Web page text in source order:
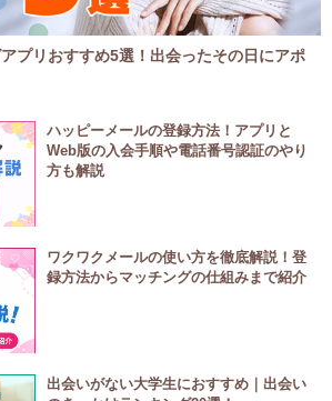
プリおすすめ5選！出会ったその日にアポ
ハッピーメールの登録方法！アプリと
Web版の入会手順や電話番号認証のやり
方も解説
ワクワクメールの使い方を徹底解説！登
録方法からマッチングの仕組みまで紹介
出会いがない大学生におすすめ｜出会い